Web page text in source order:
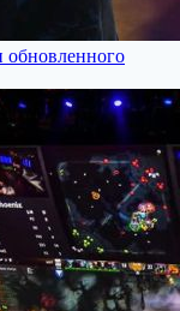
обновленного